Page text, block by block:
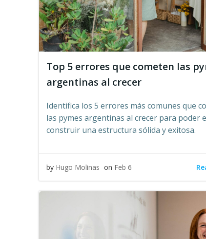
Top 5 errores que cometen las
argentinas al crecer
Identifica los 5 errores más comunes que
las pymes argentinas al crecer para poder
construir una estructura sólida y exitosa.
by Hugo Molinas on Feb 6